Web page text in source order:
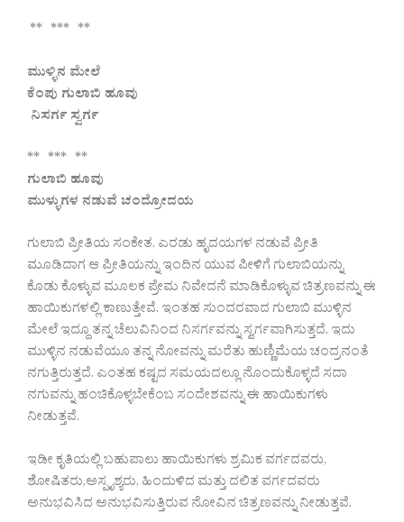
** *** **
ಮುಳ್ಳಿನ ಮೇಲೆ
ಕೆಂಪು ಗುಲಾಬಿ ಹೂವು
ನಿಸರ್ಗ ಸ್ವರ್ಗ
** *** **
ಗುಲಾಬಿ ಹೂವು
ಮುಳ್ಳುಗಳ ನಡುವೆ ಚಂದ್ರೋದಯ
ಗುಲಾಬಿ ಪ್ರೀತಿಯ ಸಂಕೇತ. ಎರಡು ಹೃದಯಗಳ ನಡುವೆ ಪ್ರೀತಿ
ಮೂಡಿದಾಗ ಆ ಪ್ರೀತಿಯನ್ನು ಇಂದಿನ ಯುವ ಪೀಳಿಗೆ ಗುಲಾಬಿಯನ್ನು
ಕೊಡು ಕೊಳ್ಳುವ ಮೂಲಕ ಪ್ರೇಮ ನಿವೇದನೆ ಮಾಡಿಕೊಳ್ಳುವ ಚಿತ್ರಣವನ್ನು ಈ
ಹಾಯಿಕುಗಳಲ್ಲಿ ಕಾಣುತ್ತೇವೆ. ಇಂತಹ ಸುಂದರವಾದ ಗುಲಾಬಿ ಮುಳ್ಳಿನ
ಮೇಲೆ ಇದ್ದೂ ತನ್ನ ಚೆಲುವಿನಿಂದ ನಿಸರ್ಗವನ್ನು ಸ್ವರ್ಗವಾಗಿಸುತ್ತದೆ. ಇದು
ಮುಳ್ಳಿನ ನಡುವೆಯೂ ತನ್ನ ನೋವನ್ನು ಮರೆತು ಹುಣ್ಣಿಮೆಯ ಚಂದ್ರನಂತೆ
ನಗುತ್ತಿರುತ್ತದೆ. ಎಂತಹ ಕಷ್ಟದ ಸಮಯದಲ್ಲೂ ನೊಂದುಕೊಳ್ಳದೆ ಸದಾ
ನಗುವನ್ನು ಹಂಚಿಕೊಳ್ಳಬೇಕೆಂಬ ಸಂದೇಶವನ್ನು ಈ ಹಾಯಿಕುಗಳು
ನೀಡುತ್ತವೆ.
ಇಡೀ ಕೃತಿಯಲ್ಲಿ ಬಹುಪಾಲು ಹಾಯಿಕುಗಳು ಶ್ರಮಿಕ ವರ್ಗದವರು,
ಶೋಷಿತರು,ಅಸ್ಪೃಶ್ಯರು, ಹಿಂದುಳಿದ ಮತ್ತು ದಲಿತ ವರ್ಗದವರು
ಅನುಭವಿಸಿದ ಅನುಭವಿಸುತ್ತಿರುವ ನೋವಿನ ಚಿತ್ರಣವನ್ನು ನೀಡುತ್ತವೆ.